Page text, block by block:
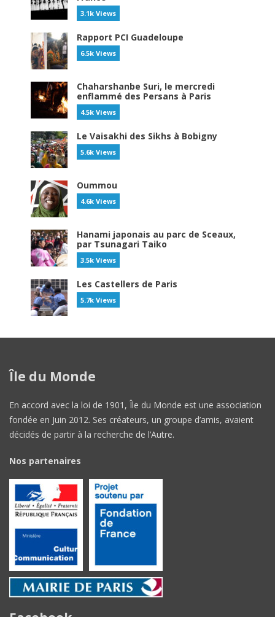
3.1k Views
Rapport PCI Guadeloupe
6.5k Views
Chaharshanbe Suri, le mercredi
enflammé des Persans à Paris
4.5k Views
Le Vaisakhi des Sikhs à Bobigny
5.6k Views
Oummou
4.6k Views
Hanami japonais au parc de Sceaux,
par Tsunagari Taiko
3.5k Views
Les Castellers de Paris
5.7k Views
Île du Monde
En accord avec la loi de 1901, Île du Monde est une association
fondée en Juin 2012. Ses créateurs, un groupe d’amis, avaient
décidés de partir à la recherche de l’Autre.
Nos partenaires